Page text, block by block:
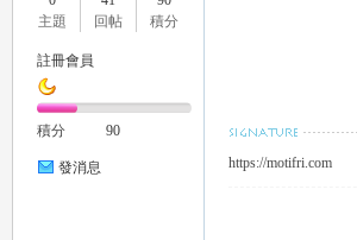
主題
回帖
積分
註冊會員
積分 90
發消息 https://motifri.com